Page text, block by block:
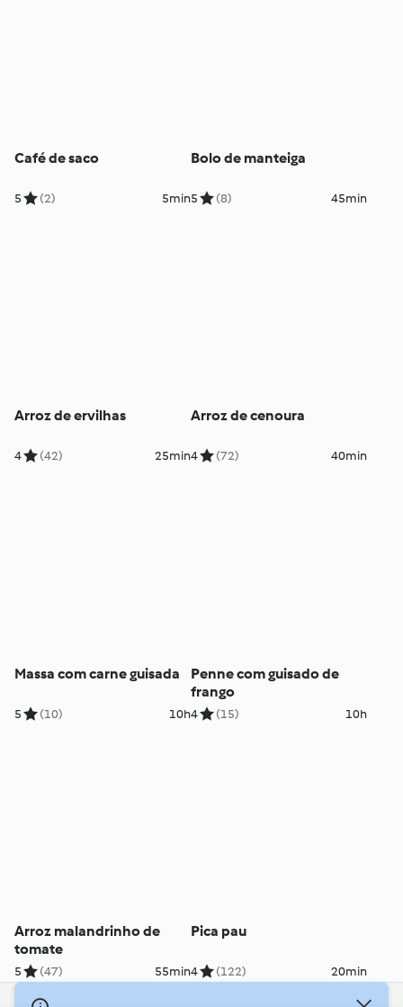
Café de saco
5 (2) 5min
Bolo de manteiga
5 (8) 45min
Arroz de ervilhas
4 (42) 25min
Arroz de cenoura
4 (72) 40min
Massa com carne guisada
5 (10) 10h
Penne com guisado de
frango
4 (15) 10h
Arroz malandrinho de
tomate
5 (47) 55min
Pica pau
4 (122) 20min